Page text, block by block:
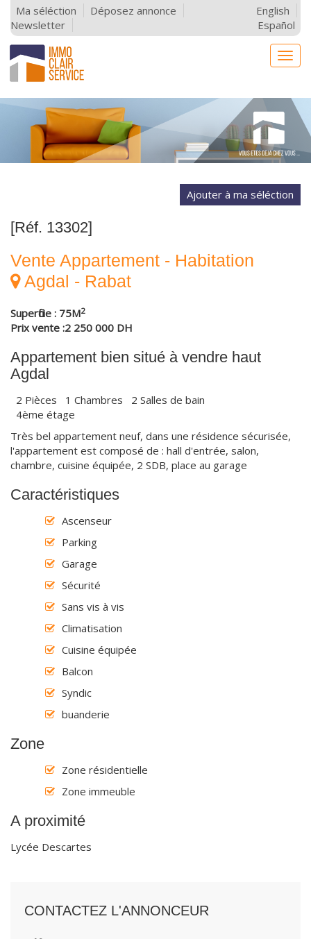
Ma séléction
Déposez annonce
Newsletter
English
Español
[Réf. 13302]
Vente Appartement - Habitation
Agdal - Rabat
Superficie : 75M2
Prix vente :2 250 000 DH
Appartement bien situé à vendre haut
Agdal
2 Pièces 1 Chambres 2 Salles de bain
4ème étage
Très bel appartement neuf, dans une résidence sécurisée,
l'appartement est composé de : hall d'entrée, salon,
chambre, cuisine équipée, 2 SDB, place au garage
Caractéristiques
Ascenseur
Parking
Garage
Sécurité
Sans vis à vis
Climatisation
Cuisine équipée
Balcon
Syndic
buanderie
Zone
Zone résidentielle
Zone immeuble
A proximité
Lycée Descartes
CONTACTEZ L'ANNONCEUR